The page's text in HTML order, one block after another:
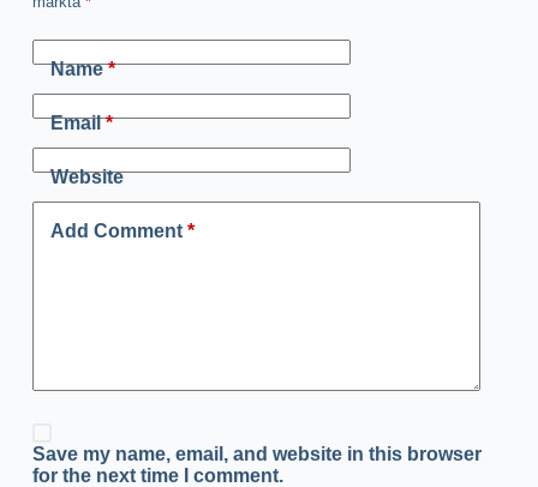
Name*
Email*
Website
Add Comment*
Save my name, email, and website in this browser
for the next time I comment.